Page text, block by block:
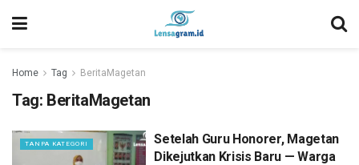
Home Tag BeritaMagetan
Tag: BeritaMagetan
TANPA KATEGORI
Setelah Guru Honorer, Magetan
Dikejutkan Krisis Baru — Warga